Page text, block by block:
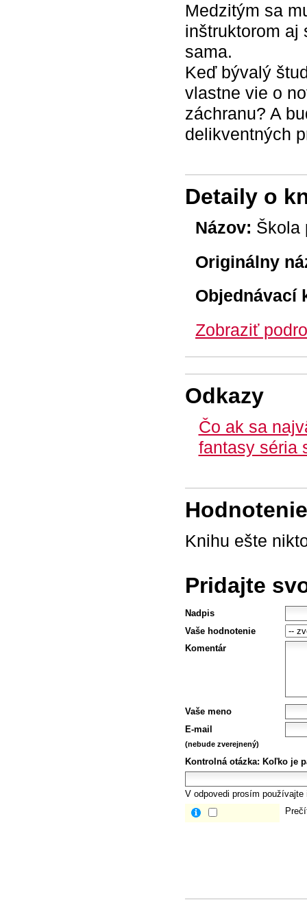
Medzitým sa
inštruktorom aj
sama.
Keď bývalý
vlastne vie o
záchranu? A
delikventných
Detaily o
Názov: Škola
Originálny
Objednávací
Zobraziť
Odkazy
Čo ak sa
fantasy séria
Knihu ešte
Pridajte
Nadpis
Vaše hodnotenie
Komentár
Vaše meno
E-mail
(nebude zverejnený)
Kontrolná otázka: Koľko je
V odpovedi prosím